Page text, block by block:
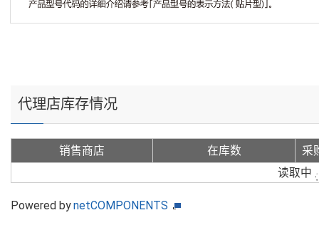
代理店库存情况
销售商店 在库数
采
读取中
Powered bynetCOMPONENTS